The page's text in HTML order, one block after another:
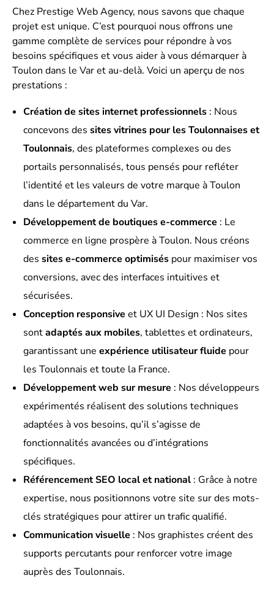
Chez Prestige Web Agency, nous savons que chaque
projet est unique. C’est pourquoi nous offrons une
gamme complète de services pour répondre à vos
besoins spécifiques et vous aider à vous démarquer à
Toulon dans le Var et au-delà. Voici un aperçu de nos
prestations :
Création de sites internet professionnels: Nous
concevons des sites vitrines pour les Toulonnaises et
Toulonnais, des plateformes complexes ou des
portails personnalisés, tous pensés pour refléter
l’identité et les valeurs de votre marque à Toulon
dans le département du Var.
Développement de boutiques e-commerce : Le
commerce en ligne prospère à Toulon. Nous créons
des sites e-commerce optimiséspour maximiser vos
conversions, avec des interfaces intuitives et
sécurisées.
Conception responsive et UX UI Design : Nos sites
sontadaptés aux mobiles, tablettes et ordinateurs,
garantissant une expérience utilisateur fluide pour
les Toulonnais et toute la France.
Développement web sur mesure : Nos développeurs
expérimentés réalisent des solutions techniques
adaptées à vos besoins, qu’il s’agisse de
fonctionnalités avancées ou d’intégrations
spécifiques.
Référencement SEO local et national: Grâce à notre
expertise, nous positionnons votre site sur des mots-
clés stratégiques pour attirer un trafic qualifié.
Communication visuelle : Nos graphistes créent des
supports percutants pour renforcer votre image
auprès des Toulonnais.